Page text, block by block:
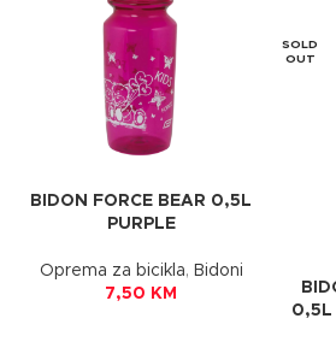
BIDON FORCE BEAR 0,5L
PURPLE
Oprema za bicikla, Bidoni
7,50 KM
SOLD
OUT
0,5L